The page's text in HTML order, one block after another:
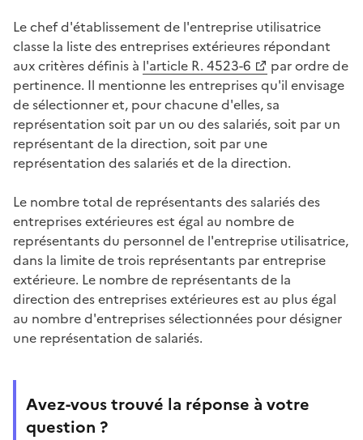
Le chef d'établissement de l'entreprise utilisatrice
classe la liste des entreprises extérieures répondant
aux critères définis à l'article R. 4523-6
par ordre de
pertinence. Il mentionne les entreprises qu'il envisage
de sélectionner et, pour chacune d'elles, sa
représentation soit par un ou des salariés, soit par un
représentant de la direction, soit par une
représentation des salariés et de la direction.
Le nombre total de représentants des salariés des
entreprises extérieures est égal au nombre de
représentants du personnel de l'entreprise utilisatrice,
dans la limite de trois représentants par entreprise
extérieure. Le nombre de représentants de la
direction des entreprises extérieures est au plus égal
au nombre d'entreprises sélectionnées pour désigner
une représentation de salariés.
Avez-vous trouvé la réponse à votre
question ?